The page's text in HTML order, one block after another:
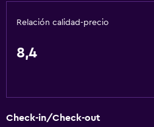
Radio
TV por cable o vía satélite
Base dock para smartphone
Relación calidad-precio
8,4
Check-in/Check-out